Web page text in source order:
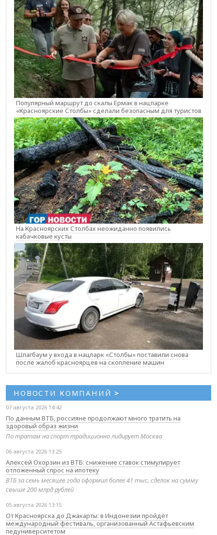
Популярный маршрут до скалы Ермак в нацпарке
«Красноярские Столбы» сделали безопасным для туристов
На Красноярских Столбах неожиданно появились
кабачковые кусты
Шлагбаум у входа в нацпарк «Столбы» поставили снова
после жалоб красноярцев на скопление машин
НОВОСТИ КОМПАНИЙ >
07 августа 2026 14:42
По данным ВТБ, россияне продолжают много тратить на
здоровый образ жизни
По тратам на спорт традиционно лидирует Москва
06 августа 2026 13:25
Алексей Охорзин из ВТБ: снижение ставок стимулирует
отложенный спрос на ипотеку
ВТБ за семь месяцев года оформил более 41 тыс. сделок на сумму
свыше 200 млрд рублей
05 августа 2026 13:15
От Красноярска до Джакарты: в Индонезии пройдёт
международный фестиваль, организованный Астафьевским
педуниверситетом